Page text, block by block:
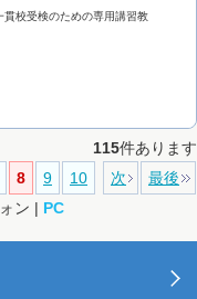
貫校受検のための専用講習教
115件あります
8 9 10 次
最後
ン | PC